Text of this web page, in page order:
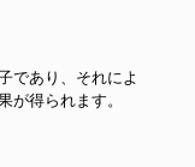
であり、それによ
が得られます。